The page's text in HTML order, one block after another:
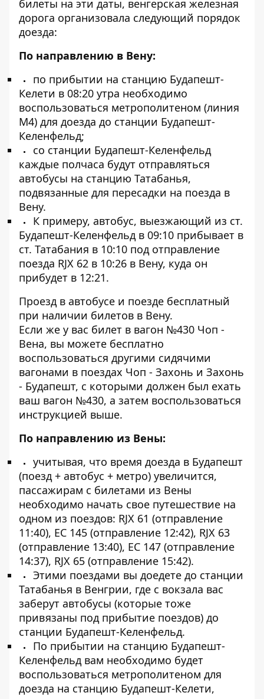
билеты на эти даты, венгерская железная
дорога организовала следующий порядок
доезда:
По направлению в Вену:
по прибытии на станцию ​​Будапешт-
Келети в 08:20 утра необходимо
воспользоваться метрополитеном (линия
М4) для доезда до станции Будапешт-
Келенфельд;
со станции Будапешт-Келенфельд
каждые полчаса будут отправляться
автобусы на станцию ​​Татабанья,
подвязанные для пересадки на поезда в
Вену.
К примеру, автобус, выезжающий из ст.
Будапешт-Келенфельд в 09:10 прибывает в
ст. Татабания в 10:10 под отправление
поезда RJX 62 в 10:26 в Вену, куда он
прибудет в 12:21.
Проезд в автобусе и поезде бесплатный
при наличии билетов в Вену.
Если же у вас билет в вагон №430 Чоп -
Вена, вы можете бесплатно
воспользоваться другими сидячими
вагонами в поездах Чоп - Захонь и Захонь
- Будапешт, с которыми должен был ехать
ваш вагон №430, а затем воспользоваться
инструкцией выше.
По направлению из Вены:
учитывая, что время доезда в Будапешт
(поезд + автобус + метро) увеличится,
пассажирам с билетами из Вены
необходимо начать свое путешествие на
одном из поездов: RJX 61 (отправление
11:40), EC 145 (отправление 12:42), RJX 63
(отправление 13:40), EC 147 (отправление
14:37), RJX 65 (отправление 15:42).
Этими поездами вы доедете до станции
Татабанья в Венгрии, где с вокзала вас
заберут автобусы (которые тоже
привязаны под прибытие поездов) до
станции Будапешт-Келенфельд.
По прибытии на станцию ​​Будапешт-
Келенфельд вам необходимо будет
воспользоваться метрополитеном для
доезда на станцию ​​Будапешт-Келети,